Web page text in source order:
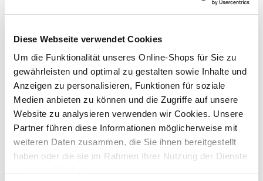
Diese Webseite verwendet Cookies
Um die Funktionalität unseres Online-Shops für Sie zu
gewährleisten und optimal zu gestalten sowie Inhalte und
Anzeigen zu personalisieren, Funktionen für soziale
Medien anbieten zu können und die Zugriffe auf unsere
Website zu analysieren verwenden wir Cookies. Unsere
Partner führen diese Informationen möglicherweise mit
weiteren Daten zusammen, die Sie ihnen bereitgestellt
haben oder die sie im Rahmen Ihrer Nutzung der Dienste
Verfügbarkeit in deinem Markt.
Dieser Artikel kann über Abholung im Markt nicht
reserviert werden
Menge
In den Warenkorb